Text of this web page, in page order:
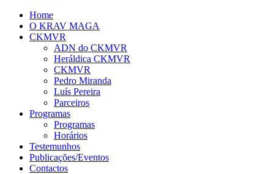
Home
O KRAV MAGA
CKMVR
ADN do CKMVR
Heráldica CKMVR
CKMVR
Pedro Miranda
Luís Pereira
Parceiros
Programas
Programas
Horários
Testemunhos
Publicações/Eventos
Contactos